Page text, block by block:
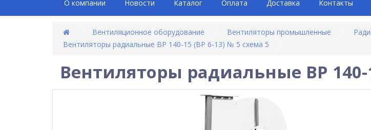
О компании Новости Каталог Оплата Доставка Контакты
Вентиляционное оборудование Вентиляторы промышленные
Вентиляторы радиальные ВР 140-15 (ВР 6-13) № 5 схема 5
Вентиляторы радиальные ВР 140-